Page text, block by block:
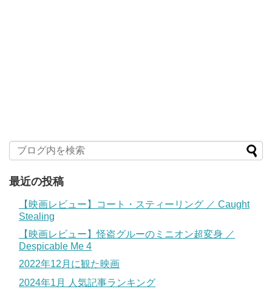
最近の投稿
【映画レビュー】コート・スティーリング ／ Caught
Stealing
【映画レビュー】怪盗グルーのミニオン超変身 ／
Despicable Me 4
2022年12月に観た映画
2024年1月 人気記事ランキング